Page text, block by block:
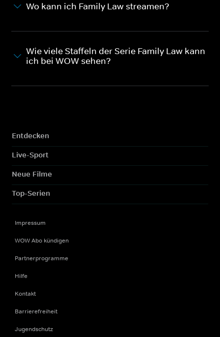
Wo kann ich Family Law streamen?
Wie viele Staffeln der Serie Family Law kann
ich bei WOW sehen?
Entdecken
Live-Sport
Neue Filme
Top-Serien
Impressum
WOW Abo kündigen
Partnerprogramme
Hilfe
Kontakt
Barrierefreiheit
Jugendschutz